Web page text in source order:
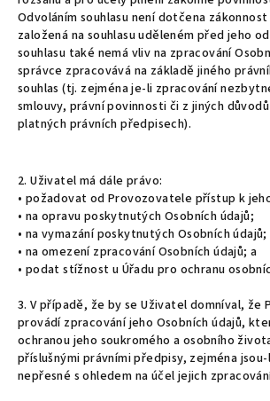
Odvoláním souhlasu není dotčena
založená na souhlasu uděleném před jeho
souhlasu také nemá vliv na zpracování
správce zpracovává na základě jiného
souhlas (tj. zejména je-li zpracování
smlouvy, právní povinnosti či z jiných
platných právních předpisech).
2. Uživatel má dále právo:
• požadovat od Provozovatele přístup k
• na opravu poskytnutých Osobních údajů;
• na vymazání poskytnutých Osobních údajů;
• na omezení zpracování Osobních údajů; a
• podat stížnost u Úřadu pro ochranu
3. V případě, že by se Uživatel domníval, že
provádí zpracování jeho Osobních údajů,
ochranou jeho soukromého a osobního
příslušnými právními předpisy, zejména
nepřesné s ohledem na účel jejich